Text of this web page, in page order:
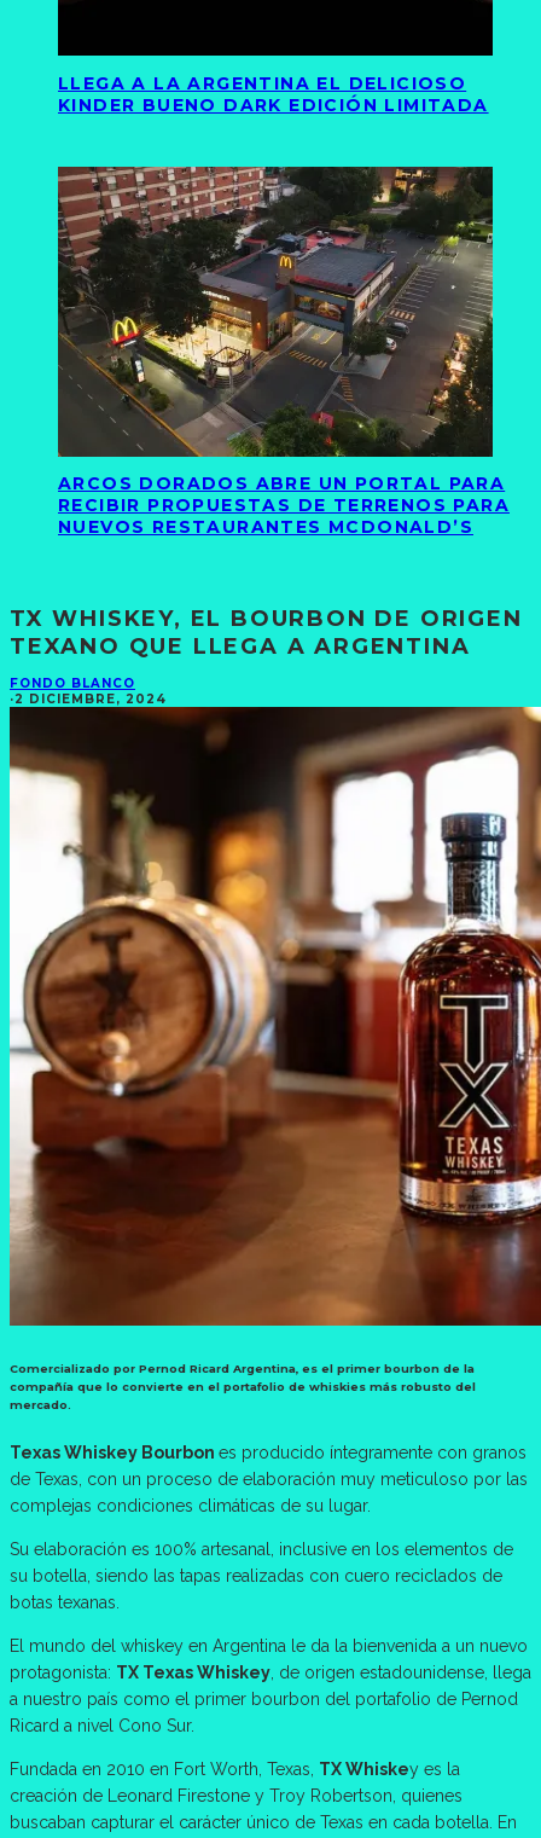
LLEGA A LA ARGENTINA EL DELICIOSO
KINDER BUENO DARK EDICIÓN LIMITADA
ARCOS DORADOS ABRE UN PORTAL PARA
RECIBIR PROPUESTAS DE TERRENOS PARA
NUEVOS RESTAURANTES MCDONALD’S
TX WHISKEY, EL BOURBON DE ORIGEN
TEXANO QUE LLEGA A ARGENTINA
FONDO BLANCO
·2 DICIEMBRE, 2024
Comercializado por Pernod Ricard Argentina, es el primer bourbon de la
compañía que lo convierte en el portafolio de whiskies más robusto del
mercado.
Texas Whiskey Bourbon es producido íntegramente con granos
de Texas, con un proceso de elaboración muy meticuloso por las
complejas condiciones climáticas de su lugar.
Su elaboración es 100% artesanal, inclusive en los elementos de
su botella, siendo las tapas realizadas con cuero reciclados de
botas texanas.
El mundo del whiskey en Argentina le da la bienvenida a un nuevo
protagonista: TX Texas Whiskey, de origen estadounidense, llega
a nuestro país como el primer bourbon del portafolio de Pernod
Ricard a nivel Cono Sur.
Fundada en 2010 en Fort Worth, Texas, TX Whiskey es la
creación de Leonard Firestone y Troy Robertson, quienes
buscaban capturar el carácter único de Texas en cada botella. En